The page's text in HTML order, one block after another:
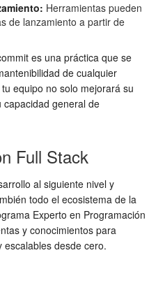
Herramientas pueden
de lanzamiento a partir de
es una práctica que se
de cualquier
equipo no solo mejorará su
capacidad general de
Full Stack
al siguiente nivel y
todo el ecosistema de la
Experto en Programación
y conocimientos para
desde cero.